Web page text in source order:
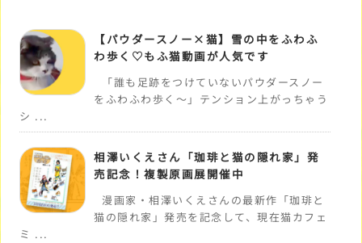
【パウダースノー×猫】雪の中をふわふ
わ歩く♡もふ猫動画が人気です
「誰も足跡をつけていないパウダースノー
をふわふわ歩く～」テンション上がっちゃう
シ ...
相澤いくえさん「珈琲と猫の隠れ家」発
売記念！複製原画展開催中
漫画家・相澤いくえさんの最新作「珈琲と
猫の隠れ家」発売を記念して、現在猫カフェ
ミ ...